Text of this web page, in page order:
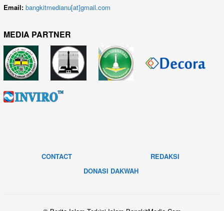
Email: bangkitmedianu[at]gmail.com
MEDIA PARTNER
CONTACT
REDAKSI
DONASI DAKWAH